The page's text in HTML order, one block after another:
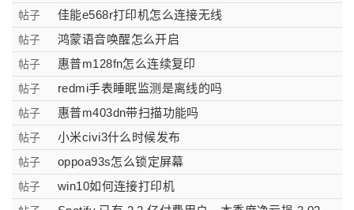
帖子 佳能e568r打印机怎么连接无线
帖子 鸿蒙语音唤醒怎么开启
帖子 惠普m128fn怎么连续复印
帖子 redmi手表睡眠监测是离线的吗
帖子 惠普m403dn带扫描功能吗
帖子 小米civi3什么时候发布
帖子 oppoa93s怎么锁定屏幕
帖子 win10如何连接打印机